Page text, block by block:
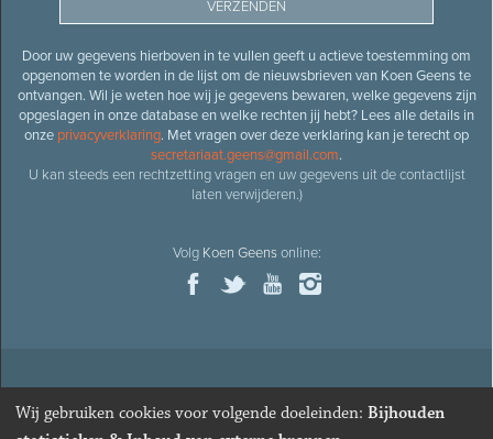
Door uw gegevens hierboven in te vullen geeft u actieve toestemming om
opgenomen te worden in de lijst om de nieuwsbrieven van Koen Geens te
ontvangen. Wil je weten hoe wij je gegevens bewaren, welke gegevens zijn
opgeslagen in onze database en welke rechten jij hebt? Lees alle details in
onze privacyverklaring. Met vragen over deze verklaring kan je terecht op
secretariaat.geens@gmail.com.
U kan steeds een rechtzetting vragen en uw gegevens uit de contactlijst
laten verwijderen.)
Volg Koen Geensonline:
© 2026Oud-minister en ere-volksvertegenwoordiger Koen
· Alle rechten voorbehouden · Cookies wijzigen
Wij gebruiken cookies voor volgende doeleinden: Bijhouden